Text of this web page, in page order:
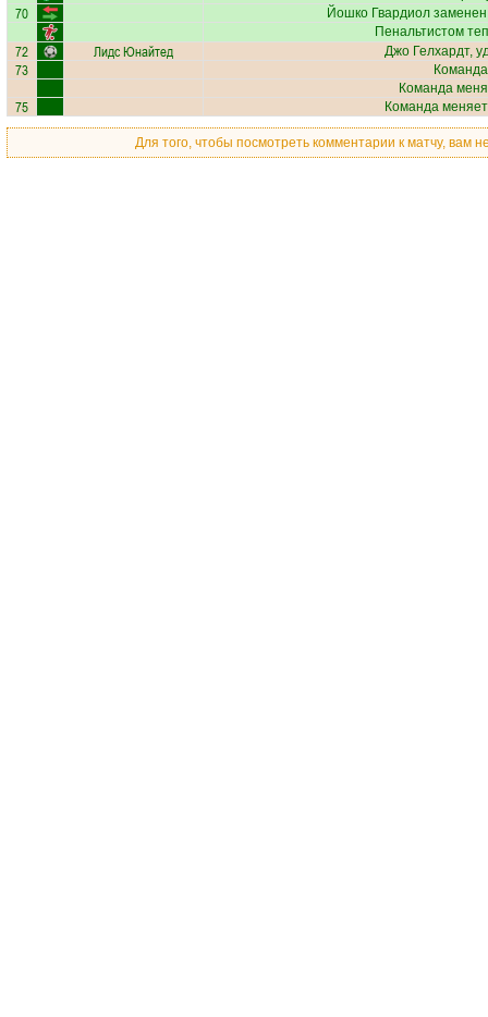
70 Йошко Гвардиол
Пенальтистом
72 Лидс Юнайтед Джо Гелхардт,
73
Команда
75 Команда
Для того, чтобы посмотреть комментарии к матчу, вам